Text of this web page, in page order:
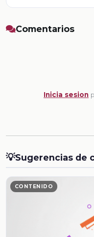
Comentarios
Inicia sesion
💡Sugerencias de
CONTENIDO